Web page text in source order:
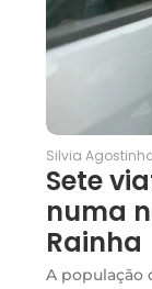
Silvia
Sete
numa
Rainha
A população